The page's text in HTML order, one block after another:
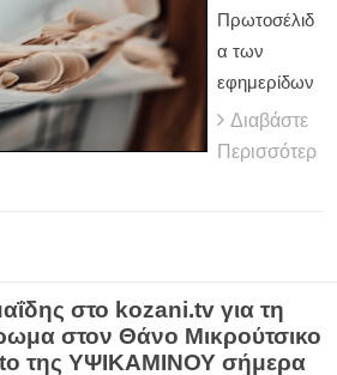
Πρωτοσέλιδ
α των
εφημερίδων
Διαβάστε
Περισσότερ
στο kozani.tv για τη
στον Θάνο Μικρούτσικο
της ΥΨΙΚΑΜΙΝΟΥ σήμερα